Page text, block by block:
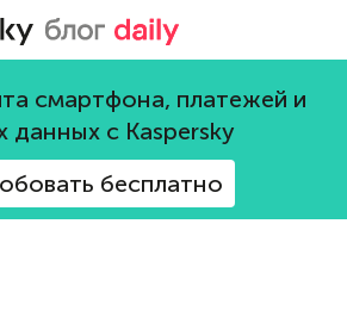
Блог Касперского
смартфона, платежей и
данных с Kaspersky
бесплатно